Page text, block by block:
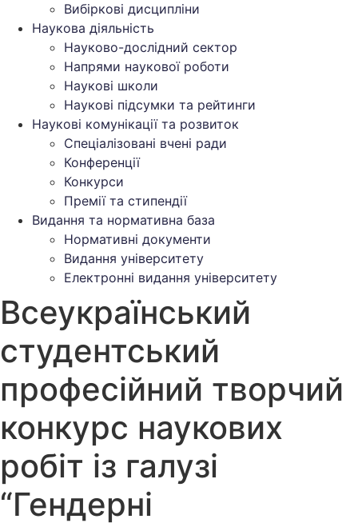
Вибіркові дисципліни
Наукова діяльність
Науково-дослідний сектор
Напрями наукової роботи
Наукові школи
Наукові підсумки та рейтинги
Наукові комунікації та розвиток
Спеціалізовані вчені ради
Конференції
Конкурси
Премії та стипендії
Видання та нормативна база
Нормативні документи
Видання університету
Електронні видання університету
Всеукраїнський
студентський
професійний творчий
конкурс наукових
робіт із галузі
“Гендерні